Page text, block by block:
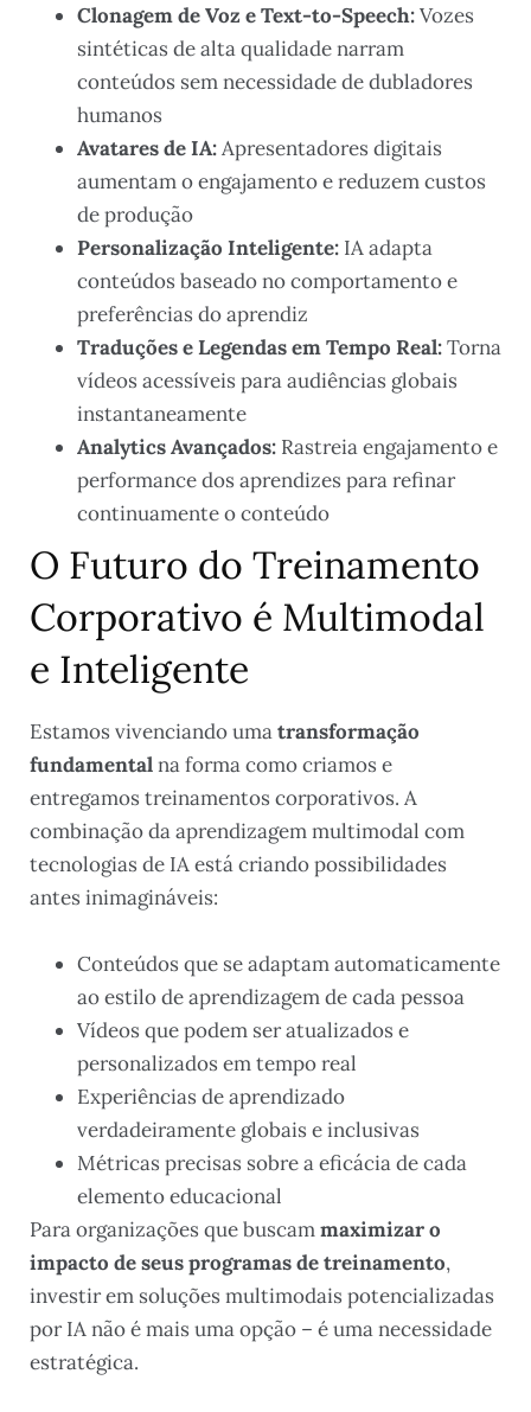
Clonagem de Voz e Text-to-Speech:Vozes
sintéticas de alta qualidade narram
conteúdos sem necessidade de dubladores
humanos
Avatares de IA:Apresentadores digitais
aumentam o engajamento e reduzem custos
de produção
Personalização Inteligente: IA adapta
conteúdos baseado no comportamento e
preferências do aprendiz
Traduções e Legendas em Tempo Real:Torna
vídeos acessíveis para audiências globais
instantaneamente
Analytics Avançados: Rastreia engajamento e
performance dos aprendizes para refinar
continuamente o conteúdo
O Futuro do Treinamento
Corporativo é Multimodal
e Inteligente
Estamos vivenciando umatransformação
fundamentalna forma como criamos e
entregamos treinamentos corporativos. A
combinação da aprendizagem multimodal com
tecnologias de IA está criando possibilidades
antes inimagináveis:
Conteúdos que se adaptam automaticamente
ao estilo de aprendizagem de cada pessoa
Vídeos que podem ser atualizados e
personalizados em tempo real
Experiências de aprendizado
verdadeiramente globais e inclusivas
Métricas precisas sobre a eficácia de cada
elemento educacional
Para organizações que buscammaximizar o
impacto de seus programas de treinamento,
investir em soluções multimodais potencializadas
por IA não é mais uma opção – é uma necessidade
estratégica.